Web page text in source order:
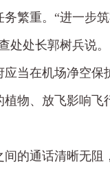
繁重。“进一步
处处长郭树兵说。
当在机场净空
物、放飞影响
的通话清晰无